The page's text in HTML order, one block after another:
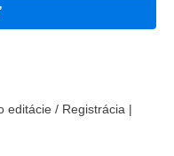
editácie / Registrácia |